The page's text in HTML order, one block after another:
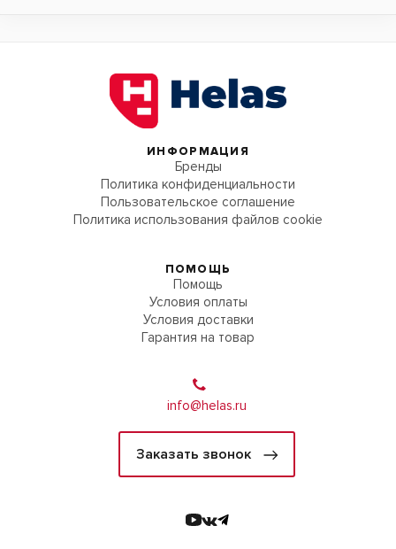
ИНФОРМАЦИЯ
Бренды
Политика конфиденциальности
Пользовательское соглашение
Политика использования файлов cookie
ПОМОЩЬ
Помощь
Условия оплаты
Условия доставки
Гарантия на товар
info@helas.ru
Заказать звонок